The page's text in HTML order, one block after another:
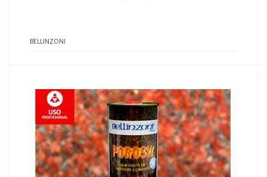
BELLINZONI